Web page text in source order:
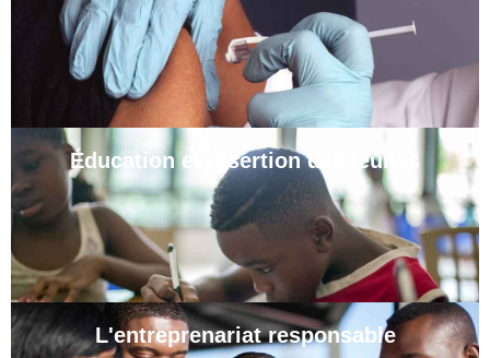
Éducation et insertion des jeunes
L'entreprenariat responsable